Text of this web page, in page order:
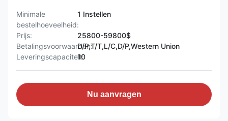
Minimale
bestelhoeveelheid:
1 Instellen
Prijs:
25800-59800$
Betalingsvoorwaarden:D/P,T/T,L/C,D/P,Western Union
Leveringscapaciteit:
10
Nu aanvragen